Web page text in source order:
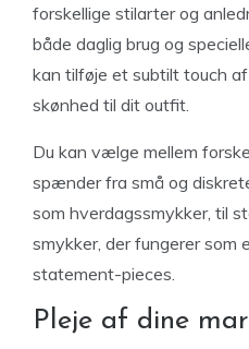
forskellige stilarter og
både daglig brug og
kan tilføje et subtilt touch
skønhed til dit outfit.
Du kan vælge mellem
spænder fra små og
som hverdagssmykker, til
smykker, der fungerer som
statement-pieces.
Pleje af dine